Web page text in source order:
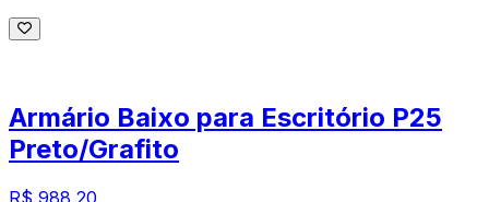
Armário Baixo para Escritório P25
Preto/Grafito
R$ 988,20